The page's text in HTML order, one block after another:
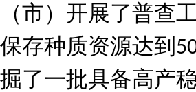
（市）开展了普查
保存种质资源达到
掘了一批具备高产